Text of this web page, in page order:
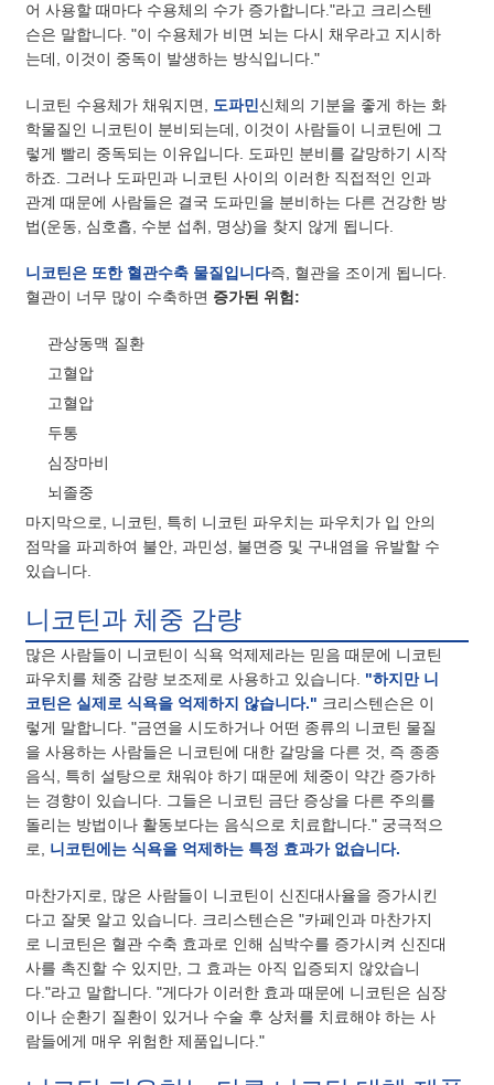
어 사용할 때마다 수용체의 수가 증가합니다."라고 크리스텐
슨은 말합니다. "이 수용체가 비면 뇌는 다시 채우라고 지시하
는데, 이것이 중독이 발생하는 방식입니다."
니코틴 수용체가 채워지면, 도파민신체의 기분을 좋게 하는 화
학물질인 니코틴이 분비되는데, 이것이 사람들이 니코틴에 그
렇게 빨리 중독되는 이유입니다. 도파민 분비를 갈망하기 시작
하죠. 그러나 도파민과 니코틴 사이의 이러한 직접적인 인과
관계 때문에 사람들은 결국 도파민을 분비하는 다른 건강한 방
법(운동, 심호흡, 수분 섭취, 명상)을 찾지 않게 됩니다.
니코틴은 또한 혈관수축 물질입니다즉, 혈관을 조이게 됩니다.
혈관이 너무 많이 수축하면 증가된 위험:
관상동맥 질환
고혈압
고혈압
두통
심장마비
뇌졸중
마지막으로, 니코틴, 특히 니코틴 파우치는 파우치가 입 안의
점막을 파괴하여 불안, 과민성, 불면증 및 구내염을 유발할 수
있습니다.
니코틴과 체중 감량
많은 사람들이 니코틴이 식욕 억제제라는 믿음 때문에 니코틴
파우치를 체중 감량 보조제로 사용하고 있습니다. "하지만 니
코틴은 실제로 식욕을 억제하지 않습니다." 크리스텐슨은 이
렇게 말합니다. "금연을 시도하거나 어떤 종류의 니코틴 물질
을 사용하는 사람들은 니코틴에 대한 갈망을 다른 것, 즉 종종
음식, 특히 설탕으로 채워야 하기 때문에 체중이 약간 증가하
는 경향이 있습니다. 그들은 니코틴 금단 증상을 다른 주의를
돌리는 방법이나 활동보다는 음식으로 치료합니다." 궁극적으
로, 니코틴에는 식욕을 억제하는 특정 효과가 없습니다.
마찬가지로, 많은 사람들이 니코틴이 신진대사율을 증가시킨
다고 잘못 알고 있습니다. 크리스텐슨은 "카페인과 마찬가지
로 니코틴은 혈관 수축 효과로 인해 심박수를 증가시켜 신진대
사를 촉진할 수 있지만, 그 효과는 아직 입증되지 않았습니
다."라고 말합니다. "게다가 이러한 효과 때문에 니코틴은 심장
이나 순환기 질환이 있거나 수술 후 상처를 치료해야 하는 사
람들에게 매우 위험한 제품입니다."